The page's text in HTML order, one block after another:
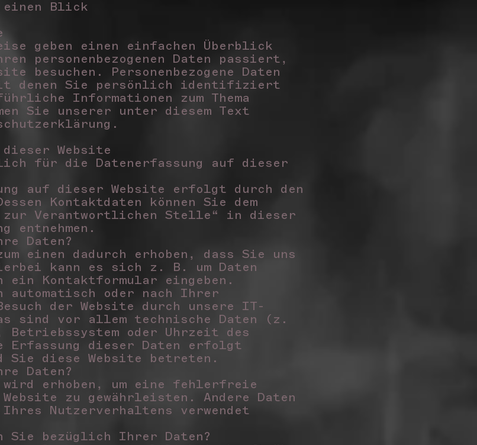
einen Blick
geben einen einfachen Überblick
personenbezogenen Daten passiert,
besuchen. Personenbezogene Daten
denen Sie persönlich identifiziert
Informationen zum Thema
Sie unserer unter diesem Text
Website
für die Datenerfassung auf dieser
auf dieser Website erfolgt durch den
Kontaktdaten können Sie dem
zur Verantwortlichen Stelle“ in dieser
entnehmen.
Daten?
einen dadurch erhoben, dass Sie uns
kann es sich z. B. um Daten
Kontaktformular eingeben.
automatisch oder nach Ihrer
der Website durch unsere IT-
sind vor allem technische Daten (z.
oder Uhrzeit des
Erfassung dieser Daten erfolgt
Sie diese Website betreten.
Daten?
erhoben, um eine fehlerfreie
zu gewährleisten. Andere Daten
Ihres Nutzerverhaltens verwendet
Sie bezüglich Ihrer Daten?